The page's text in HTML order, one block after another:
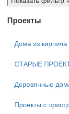
Проекты
Дома из кирпича
СТАРЫЕ
Деревянные
Проекты с